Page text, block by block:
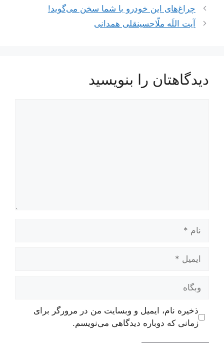
ناوبری
نوشته‌ها
چراغ‌های این خودرو با شما سخن می‌گوید!
آیت اللَه ملّاحسینقلی همدانی
دیدگاهتان را بنویسید
ایمیل
وبگاه
ذخیره نام، ایمیل و وبسایت من در مرورگر برای
زمانی که دوباره دیدگاهی می‌نویسم.